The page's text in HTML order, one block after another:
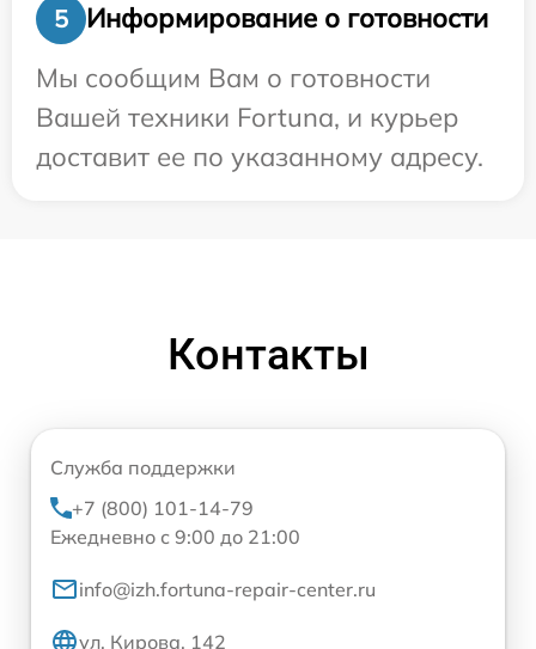
5
Информирование о готовности
Мы сообщим Вам о готовности
Вашей техники Fortuna, и курьер
доставит ее по указанному адресу.
Контакты
Служба поддержки
+7 (800) 101-14-79
Ежедневно с 9:00 до 21:00
info@izh.fortuna-repair-center.ru
ул. Кирова, 142